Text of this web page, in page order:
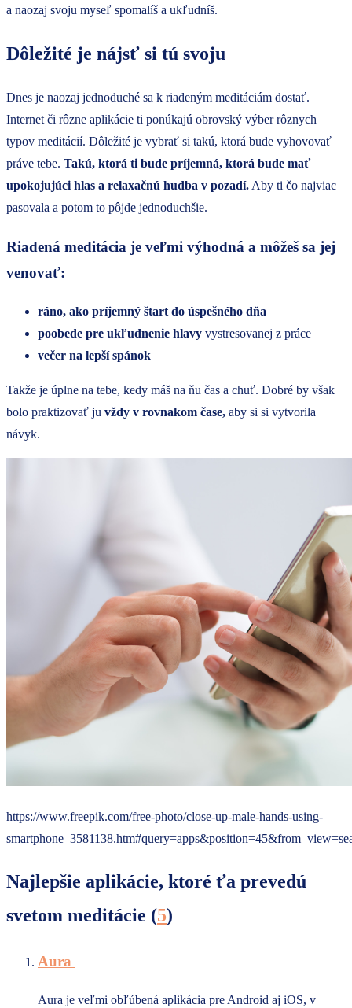
a naozaj svoju myseľ spomalíš a ukľudníš.
Dôležité je nájsť si tú svoju
Dnes je naozaj jednoduché sa k riadeným meditáciám dostať.
Internet či rôzne aplikácie ti ponúkajú obrovský výber rôznych
typov meditácií. Dôležité je vybrať si takú, ktorá bude vyhovovať
práve tebe. Takú, ktorá ti bude príjemná, ktorá bude mať
upokojujúci hlas a relaxačnú hudba v pozadí. Aby ti čo najviac
pasovala a potom to pôjde jednoduchšie.
Riadená meditácia je veľmi výhodná a môžeš sa jej
venovať:
ráno, ako príjemný štart do úspešného dňa
poobede pre ukľudnenie hlavy vystresovanej z práce
večer na lepší spánok
Takže je úplne na tebe, kedy máš na ňu čas a chuť. Dobré by však
bolo praktizovať ju vždy v rovnakom čase, aby si si vytvorila
návyk.
https://www.freepik.com/free-photo/close-up-male-hands-using-
Najlepšie aplikácie, ktoré ťa prevedú
svetom meditácie (5)
Aura
Aura je veľmi obľúbená aplikácia pre Android aj iOS, v